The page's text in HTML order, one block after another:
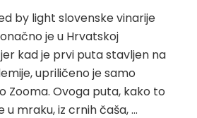
by light slovenske vinarije
je u Hrvatskoj
kad je prvi puta stavljen na
upriličeno je samo
Zooma. Ovoga puta, kako to
u mraku, iz crnih čaša, …